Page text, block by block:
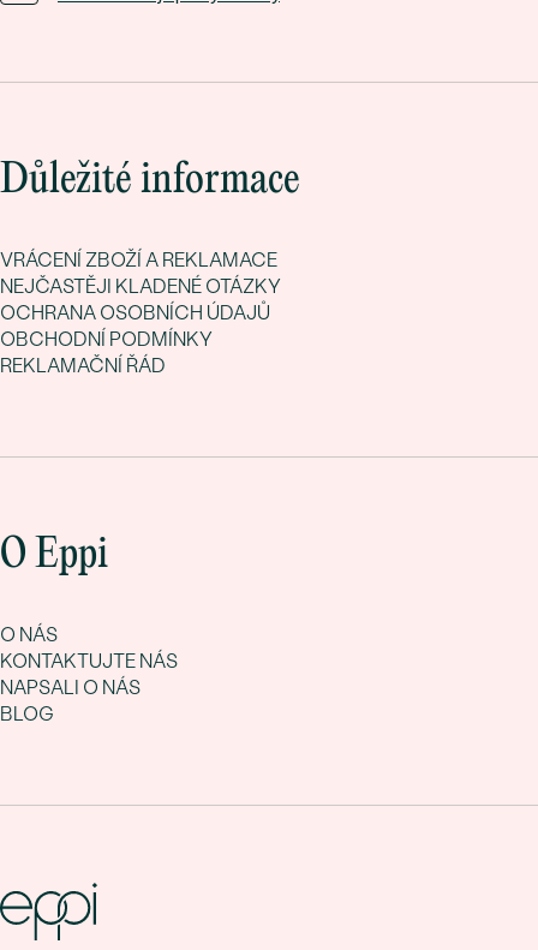
Důležité informace
VRÁCENÍ ZBOŽÍ A REKLAMACE
NEJČASTĚJI KLADENÉ OTÁZKY
OCHRANA OSOBNÍCH ÚDAJŮ
OBCHODNÍ PODMÍNKY
REKLAMAČNÍ ŘÁD
O Eppi
O NÁS
KONTAKTUJTE NÁS
NAPSALI O NÁS
BLOG